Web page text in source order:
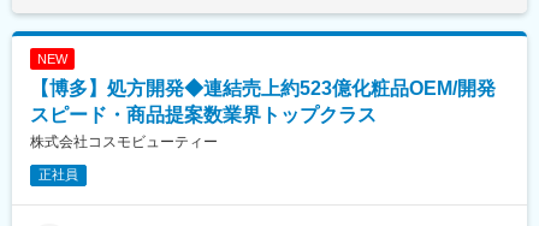
◇風通しの良さ
社内にはアナログ・Web両方の意見箱があり、年次や役職に関係
なく改善提案を発信できる風土があります。製造工程の大幅な効
率化から働きやすさ向上まで、社員の声が実際の制度や運営改善
個人と会社の業績により変動あり賃金はあくまでも目安の金額で
あり、選考を通じて上下する可能性があります。月給(月額)は固定
NEW
【博多】処方開発◆連結売上約523億化粧品OEM/開発
スピード・商品提案数業界トップクラス
株式会社コスモビューティー
正社員